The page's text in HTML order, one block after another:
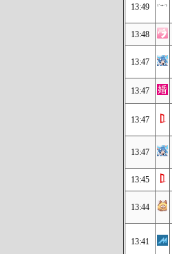
13:49
13:48
13:47
13:47
13:47
13:47
13:45
13:44
13:41